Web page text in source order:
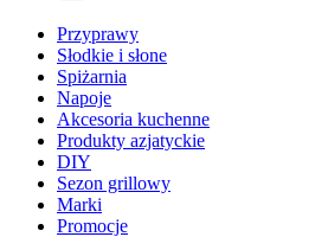
Przyprawy
Słodkie i słone
Spiżarnia
Napoje
Akcesoria kuchenne
Produkty azjatyckie
DIY
Sezon grillowy
Marki
Promocje